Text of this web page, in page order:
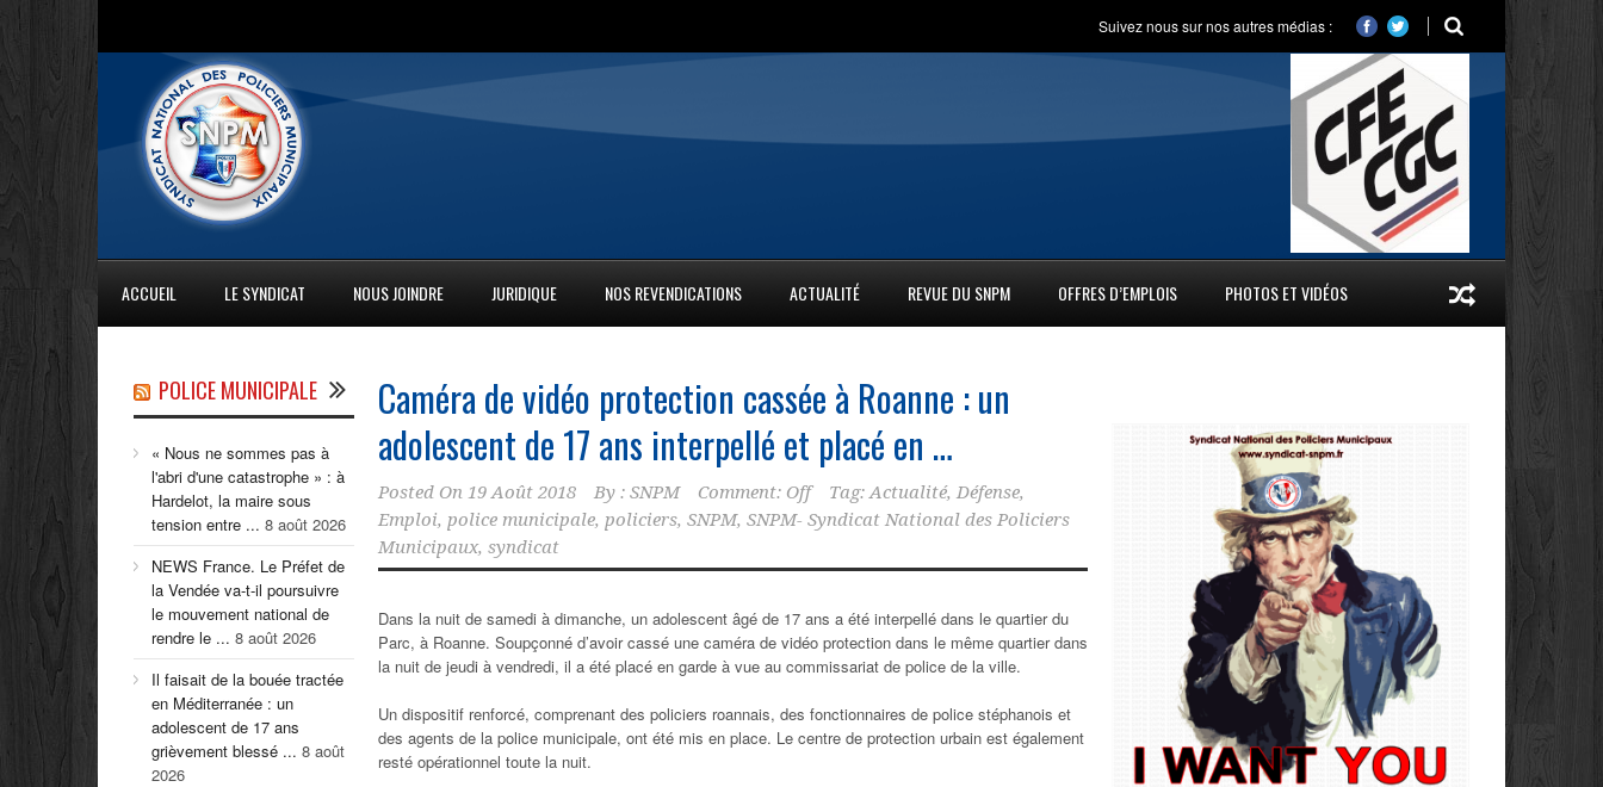
Suivez nous sur nos autres médias :
ACCUEIL LE SYNDICAT NOUS JOINDRE JURIDIQUE NOS REVENDICATIONS ACTUALITÉ REVUE DU SNPM OFFRES D’EMPLOIS PHOTOS ET VIDÉOS
Caméra de vidéo protection cassée à Roanne : un
adolescent de 17 ans interpellé et placé en …
Posted On 19 Août 2018 By : SNPM Comment: Off Tag: Actualité, Défense,
Emploi, police municipale, policiers, SNPM, SNPM- Syndicat National des Policiers
Municipaux, syndicat
Dans la nuit de samedi à dimanche, un adolescent âgé de 17 ans a été interpellé dans le quartier du
Parc, à Roanne. Soupçonné d’avoir cassé une caméra de vidéo protection dans le même quartier dans
la nuit de jeudi à vendredi, il a été placé en garde à vue au commissariat de police de la ville.
Un dispositif renforcé, comprenant des policiers roannais, des fonctionnaires de police stéphanois et
des agents de la police municipale, ont été mis en place. Le centre de protection urbain est également
resté opérationnel toute la nuit.
POLICE MUNICIPALE
« Nous ne sommes pas à
l'abri d'une catastrophe » : à
Hardelot, la maire sous
tension entre ... 8 août 2026
NEWS France. Le Préfet de
la Vendée va-t-il poursuivre
le mouvement national de
rendre le ... 8 août 2026
Il faisait de la bouée tractée
en Méditerranée : un
adolescent de 17 ans
grièvement blessé ... 8 août
2026